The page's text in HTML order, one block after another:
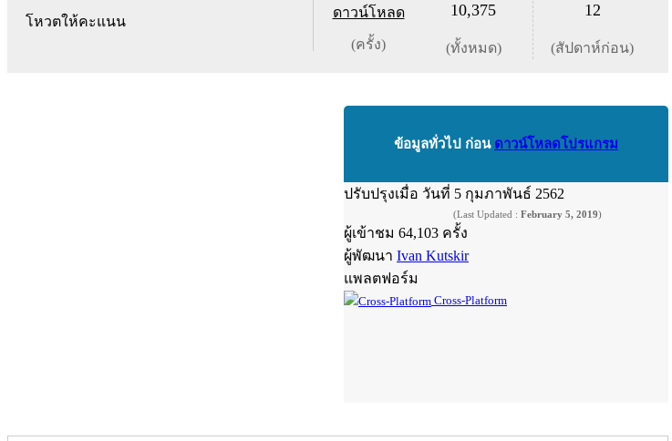
โหวตให้คะแนน
ดาวน์โหลด
(ครั้ง)
10,375
(ทั้งหมด)
12
(สัปดาห์ก่อน)
ข้อมูลทั่วไป ก่อน ดาวน์โหลดโปรแกรม
ปรับปรุงเมื่อ วันที่ 5 กุมภาพันธ์ 2562
(Last Updated : February 5, 2019)
ผู้เข้าชม 64,103 ครั้ง
ผู้พัฒนา Ivan Kutskir
แพลตฟอร์ม
Cross-Platform